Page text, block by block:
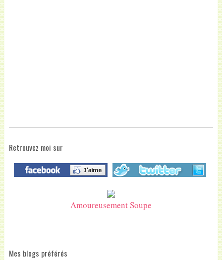
Retrouvez moi sur
Amoureusement Soupe
Mes blogs préférés